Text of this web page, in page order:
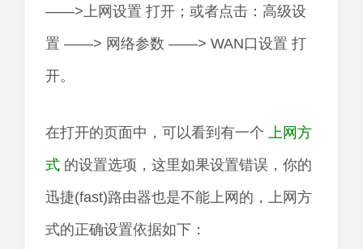
——>上网设置 打开；或者点击：高级设
置 ——> 网络参数 ——> WAN口设置 打
开。
在打开的页面中，可以看到有一个 上网方
式 的设置选项，这里如果设置错误，你的
迅捷(fast)路由器也是不能上网的，上网方
式的正确设置依据如下：